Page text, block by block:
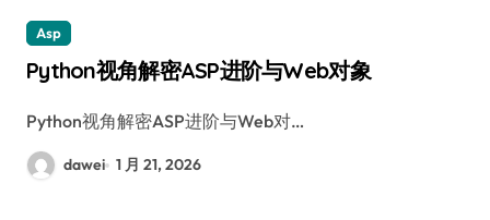
Asp
Python视角解密ASP进阶与Web对象
Python视角解密ASP进阶与Web对…
dawei 1 月 21, 2026